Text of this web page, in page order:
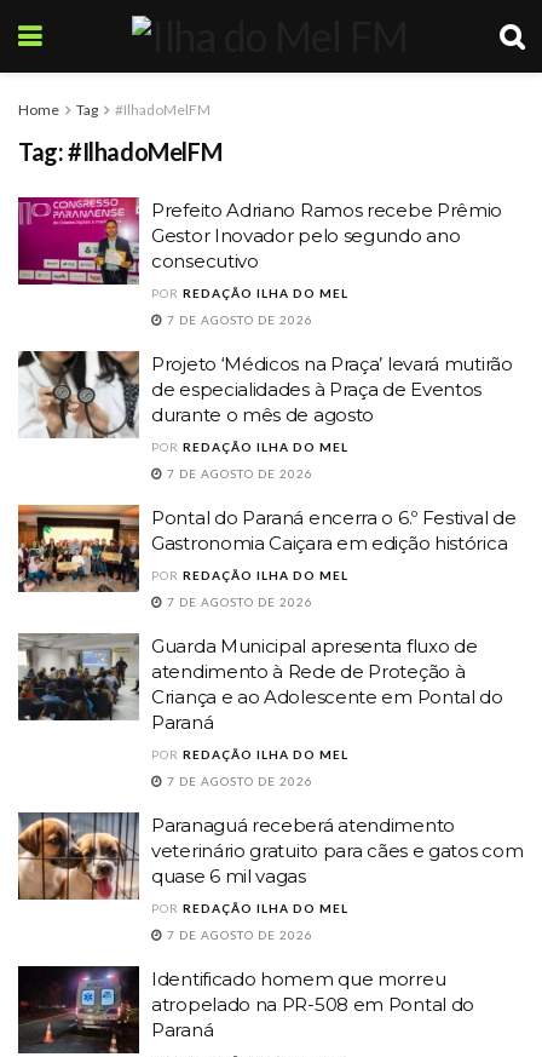
Home Tag #IlhadoMelFM
Tag:#IlhadoMelFM
Prefeito Adriano Ramos recebe Prêmio
Gestor Inovador pelo segundo ano
consecutivo
POR REDAÇÃO ILHA DO MEL
7 DE AGOSTO DE 2026
Projeto ‘Médicos na Praça’ levará mutirão
de especialidades à Praça de Eventos
durante o mês de agosto
POR REDAÇÃO ILHA DO MEL
7 DE AGOSTO DE 2026
Pontal do Paraná encerra o 6.º Festival de
Gastronomia Caiçara em edição histórica
POR REDAÇÃO ILHA DO MEL
7 DE AGOSTO DE 2026
Guarda Municipal apresenta fluxo de
atendimento à Rede de Proteção à
Criança e ao Adolescente em Pontal do
Paraná
POR REDAÇÃO ILHA DO MEL
7 DE AGOSTO DE 2026
Paranaguá receberá atendimento
veterinário gratuito para cães e gatos com
quase 6 mil vagas
POR REDAÇÃO ILHA DO MEL
7 DE AGOSTO DE 2026
Identificado homem que morreu
atropelado na PR-508 em Pontal do
Paraná